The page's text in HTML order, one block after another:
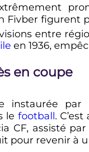
Fivber figurent
entre
en 1936,
en coupe
instaurée par
le football.
CF, assisté
pour revenir à